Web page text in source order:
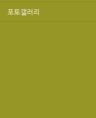
포토갤러리